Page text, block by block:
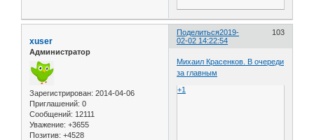
Поделиться 103
2019-
02-02 14:22:54
xuser
Администратор
Зарегистрирован: 2014-04-06
Приглашений: 0
Сообщений: 12111
Уважение: +3655
Позитив: +4528
Михаил Красенков. В очереди
за главным
+1